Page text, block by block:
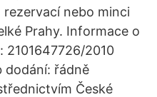
nebo minci
Prahy. Informace o
2101647726/2010
dodání: řádně
České